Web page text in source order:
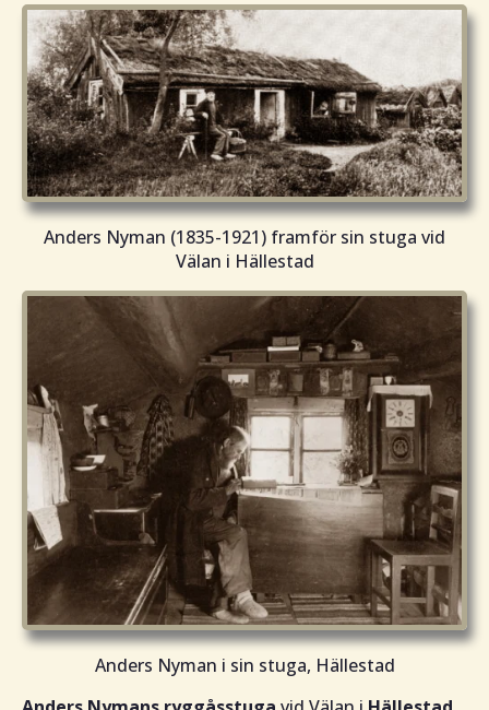
Anders Nyman (1835-1921) framför sin stuga vid
Välan i Hällestad
Anders Nyman i sin stuga, Hällestad